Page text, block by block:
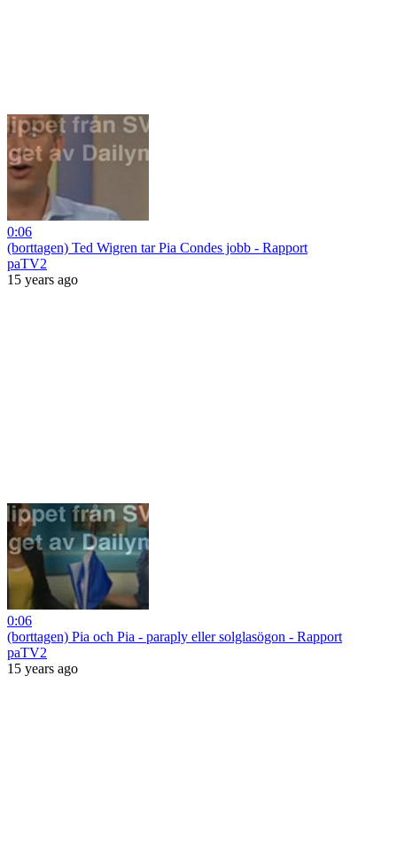
0:06
(borttagen) Ted Wigren tar Pia Condes jobb - Rapport
paTV2
15 years ago
0:06
(borttagen) Pia och Pia - paraply eller solglasögon - Rapport
paTV2
15 years ago